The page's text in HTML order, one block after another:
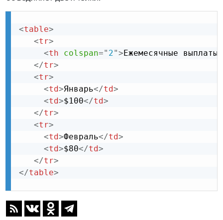
<table>
<tr>
<th colspan=" 2">Ежемесячные выплаты
</tr>
<tr>
<td>Январь</td>
<td>$100</td>
</tr>
<tr>
<td>Февраль</td>
<td>$80</td>
</tr>
</table>